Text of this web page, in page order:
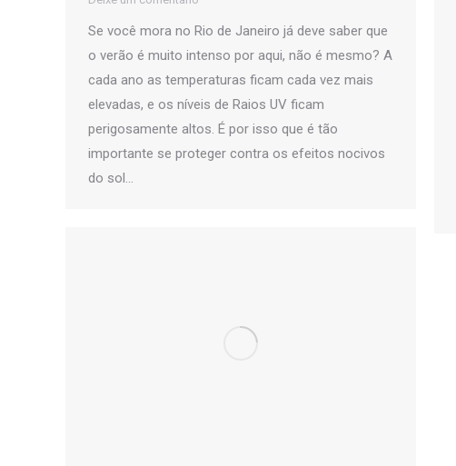
Se você mora no Rio de Janeiro já deve saber que
o verão é muito intenso por aqui, não é mesmo? A
cada ano as temperaturas ficam cada vez mais
elevadas, e os níveis de Raios UV ficam
perigosamente altos. É por isso que é tão
importante se proteger contra os efeitos nocivos
do sol…